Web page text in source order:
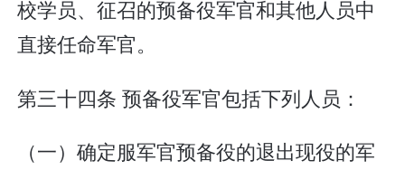
校学员、征召的预备役军官和其他人员中
直接任命军官。
第三十四条 预备役军官包括下列人员：
（一）确定服军官预备役的退出现役的军